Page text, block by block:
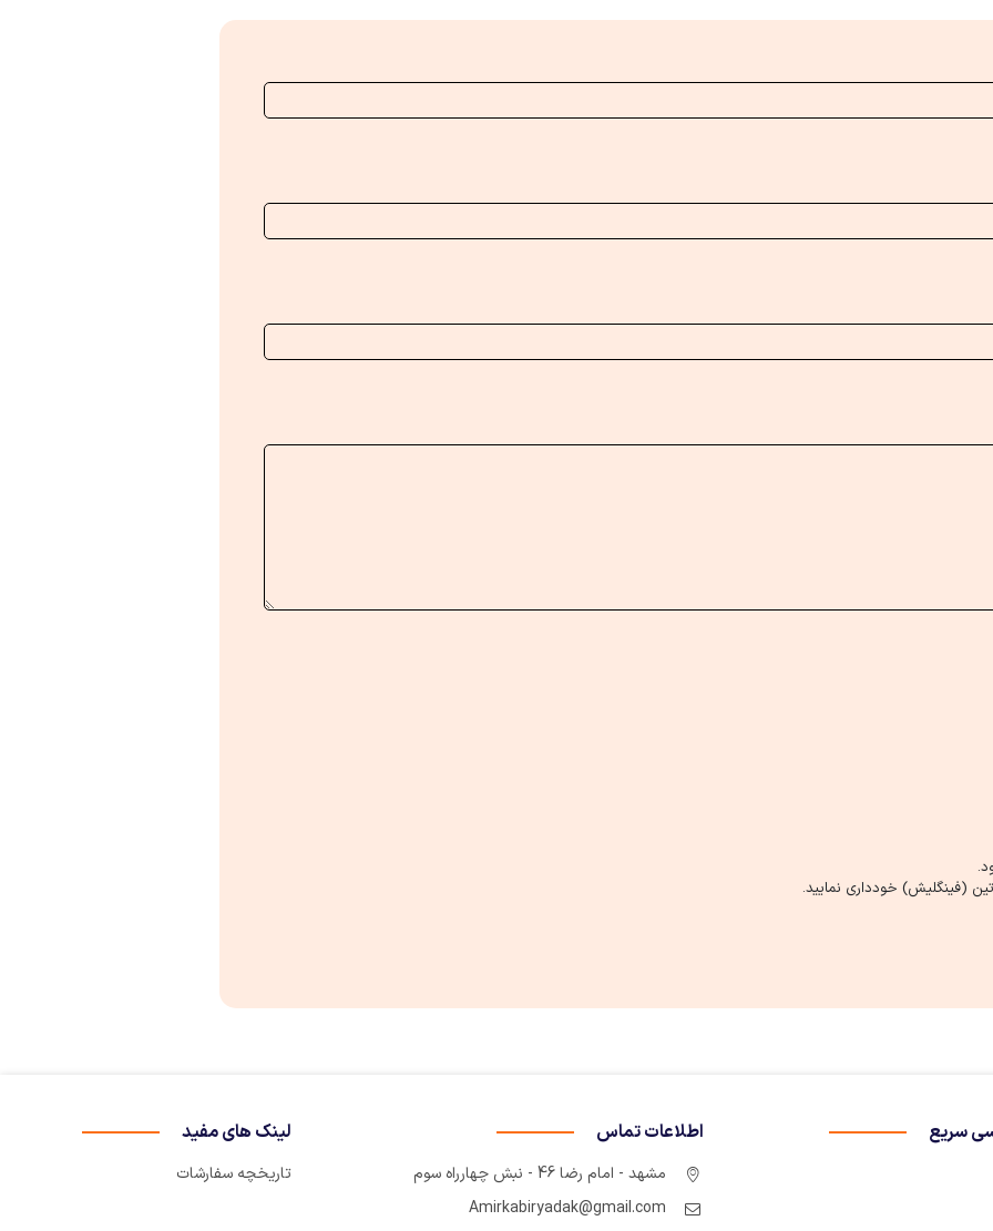
(فینگلیش) خودداری نمایید.
سریع اطلاعات تماس
مشهد - امام رضا 46 - نبش چهارراه سوم
Amirkabiryadak@gmail.com
لینک های مفید
تاریخچه سفارشات